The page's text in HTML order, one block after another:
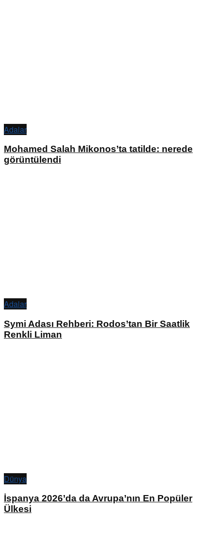
Adalar
Mohamed Salah Mikonos’ta tatilde: nerede
görüntülendi
Adalar
Symi Adası Rehberi: Rodos’tan Bir Saatlik
Renkli Liman
Dünya
İspanya 2026’da da Avrupa’nın En Popüler
Ülkesi